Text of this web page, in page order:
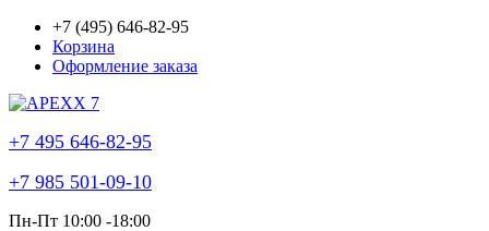
+7 (495) 646-82-95
Корзина
Оформление заказа
+7 495 646-82-95
+7 985 501-09-10
Пн-Пт 10:00 -18:00